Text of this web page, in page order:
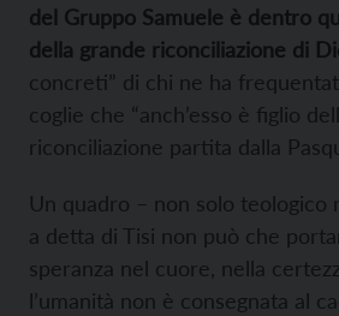
del Gruppo Samuele è dentro
della grande riconciliazione di
concreti” di chi ne ha
coglie che “anch’esso è figlio
riconciliazione partita dalla
Un quadro – non solo teologico
a detta di Tisi non può che
speranza nel cuore, nella
l’umanità non è consegnata al